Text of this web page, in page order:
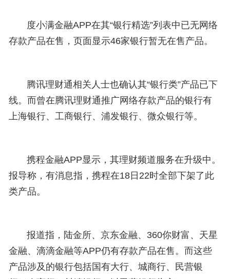
度小满金融APP在其“银行精选”列表中已无网络
存款产品在售，页面显示46家银行暂无在售产品。
腾讯理财通相关人士也确认其“银行类”产品已下
线。而曾在腾讯理财通推广网络存款产品的银行有
上海银行、工商银行、浦发银行、微众银行等。
携程金融APP显示，其理财频道服务在升级中。
报导称，有消息指，携程在18日22时全部下架了此
类产品。
报道指，陆金所、京东金融、360你财富、天星
金融、滴滴金融等APP仍有存款产品在售。而这些
产品涉及的银行包括国有大行、城商行、民营银